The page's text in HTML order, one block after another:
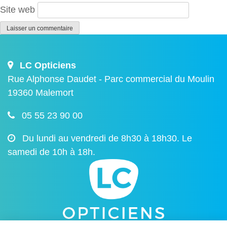
Site web
LC Opticiens
Rue Alphonse Daudet - Parc commercial du Moulin
19360 Malemort
05 55 23 90 00
Du lundi au vendredi de 8h30 à 18h30. Le
samedi de 10h à 18h.